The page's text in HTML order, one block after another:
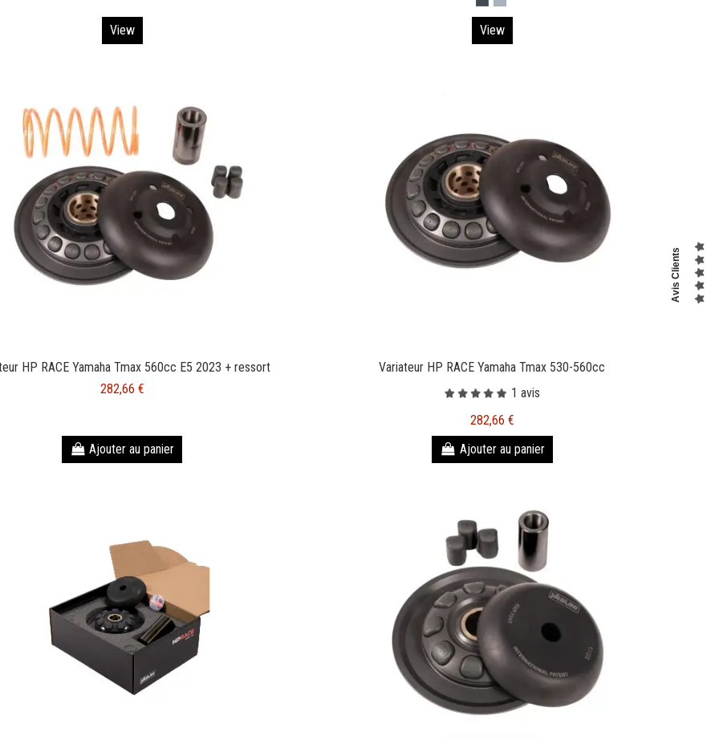
View
BLACK CARBON
Inox
View
HP RACE Yamaha Tmax 560cc E5 2023 + ressort
282,66 €
Ajouter au panier
Variateur HP RACE Yamaha Tmax 530-560cc
1 avis
282,66 €
Ajouter au panier
Avis Clients